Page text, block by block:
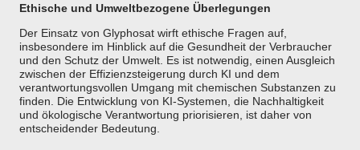
Ethische und Umweltbezogene Überlegungen
Der Einsatz von Glyphosat wirft ethische Fragen auf,
insbesondere im Hinblick auf die Gesundheit der Verbraucher
und den Schutz der Umwelt. Es ist notwendig, einen Ausgleich
zwischen der Effizienzsteigerung durch KI und dem
verantwortungsvollen Umgang mit chemischen Substanzen zu
finden. Die Entwicklung von KI-Systemen, die Nachhaltigkeit
und ökologische Verantwortung priorisieren, ist daher von
entscheidender Bedeutung.